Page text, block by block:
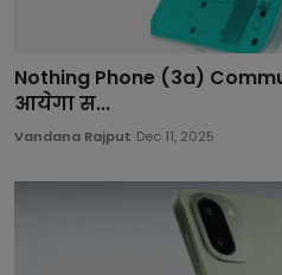
Nothing Phone (3a)
आयेगा स...
Vandana Rajput Dec 11, 2025